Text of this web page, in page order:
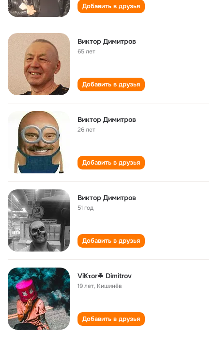
Добавить в друзья
Виктор Димитров
65 лет
Добавить в друзья
Виктор Димитров
26 лет
Добавить в друзья
Виктор Димитров
51 год
Добавить в друзья
ViҜτor☘ Dimitrov
19 лет, Кишинёв
Добавить в друзья